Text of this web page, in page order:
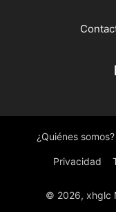
¿Quiénes somos?
Privacidad
© 2026, xhglc